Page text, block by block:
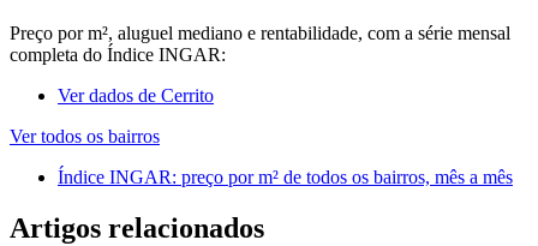
Preço por m², aluguel mediano e rentabilidade, com a série mensal
completa do Índice INGAR:
Ver dados de Cerrito
Ver todos os bairros
Índice INGAR: preço por m² de todos os bairros, mês a mês
Artigos relacionados